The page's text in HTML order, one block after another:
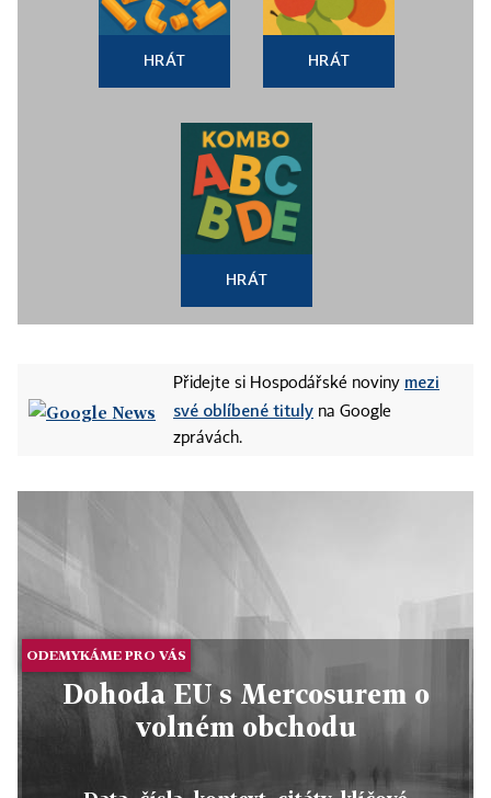
HRÁT HRÁT
HRÁT
Přidejte si Hospodářské noviny mezi
své oblíbené tituly na Google
zprávách.
ODEMYKÁME PRO VÁS
Dohoda EU s Mercosurem o
volném obchodu